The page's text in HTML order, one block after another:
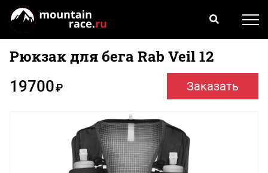
Рюкзак для бега Rab Veil 12
19700₽ Заказать